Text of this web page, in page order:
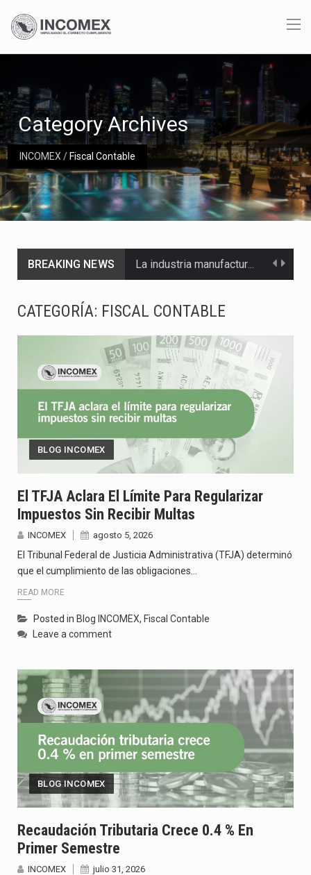
INCOMEX/ Fiscal Contable
Category Archives
BREAKING NEWS La industria manufacturera de exportación afiliada a Index en Nuevo León ha alcanzado hasta 10%…
El Tribunal Federal de Justicia Administrativa (TFJA), a través de su Segunda Sala Regional en…
El Gobierno de Estados Unidos ha procesado la devolución de aproximadamente 100,000 millones de dólares…
El mercado laboral mexicano muestra un proceso de precarización sin señales de mejora, según el…
El gobierno federal creó mediante decreto la Oficina Presidencial para la Promoción de Inversiones, instancia…
CATEGORÍA: FISCAL CONTABLE
BLOG INCOMEX
El TFJA Aclara El Límite Para Regularizar
Impuestos Sin Recibir Multas
INCOMEX agosto 5, 2026
El Tribunal Federal de Justicia Administrativa (TFJA) determinó
que el cumplimiento de las obligaciones…
READ MORE
Posted in Blog INCOMEX, Fiscal Contable
Leave a comment
BLOG INCOMEX
Recaudación Tributaria Crece 0.4 % En
Primer Semestre
INCOMEX julio 31, 2026